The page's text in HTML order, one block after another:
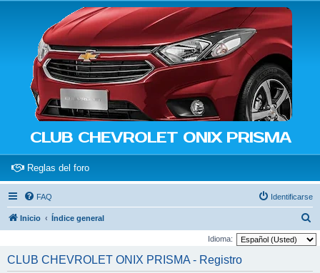
CLUB CHEVROLET ONIX PRISMA
Reglas del foro(Opens a new tab)
FAQ Identificarse
Inicio Índice general
u
Idioma:
CLUB CHEVROLET ONIX PRISMA - Registro